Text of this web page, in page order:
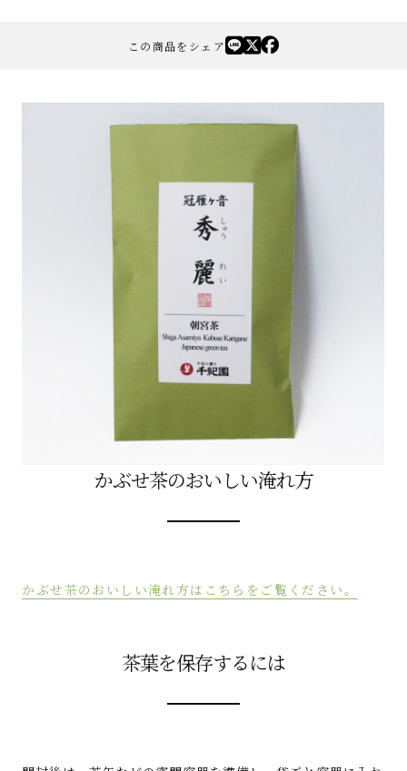
この商品をシェア
かぶせ茶のおいしい淹れ方
かぶせ茶のおいしい淹れ方はこちらをご覧ください。
茶葉を保存するには